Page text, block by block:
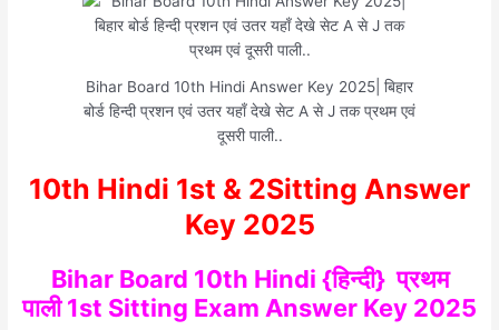
Bihar Board 10th Hindi Answer Key 2025| बिहार
बोर्ड हिन्दी प्रशन एवं उतर यहाँ देखे सेट A से J तक प्रथम एवं
दूसरी पाली..
10th Hindi 1st & 2Sitting Answer
Key 2025
Bihar Board 10th Hindi {हिन्दी} प्रथम
पाली1st Sitting Exam Answer Key 2025